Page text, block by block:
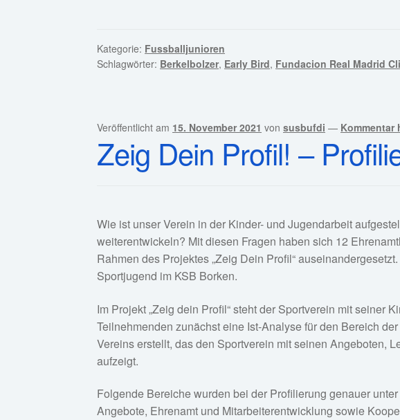
Kategorie: Fussballjunioren
Schlagwörter: Berkelbolzer, Early Bird, Fundacion Real Madrid
Veröffentlicht am 15. November 2021 vonsusbufdi — Kommentar
Zeig Dein Profil! –
Wie ist unser Verein in der Kinder- und Jugendarbeit
weiterentwickeln? Mit diesen Fragen haben sich 12
Rahmen des Projektes „Zeig Dein Profil“
Sportjugend im KSB Borken.
Im Projekt „Zeig dein Profil“ steht der Sportverein mit seiner
Teilnehmenden zunächst eine Ist-Analyse für den Bereich
Vereins erstellt, das den Sportverein mit seinen Angeboten,
aufzeigt.
Folgende Bereiche wurden bei der Profilierung genauer
Angebote, Ehrenamt und Mitarbeiterentwicklung sowie